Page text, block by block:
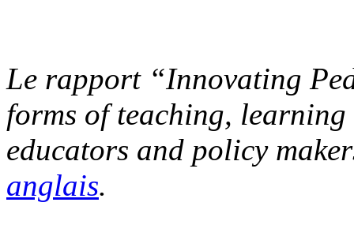
Le rapport “Innovating
forms of teaching, learning
educators and policy
anglais.